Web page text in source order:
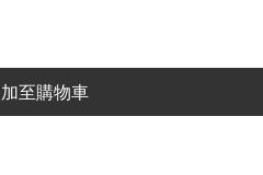
加至購物車